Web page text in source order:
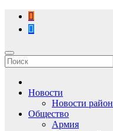
Перейти
содержимому
Новости
Новости
Общество
Армия